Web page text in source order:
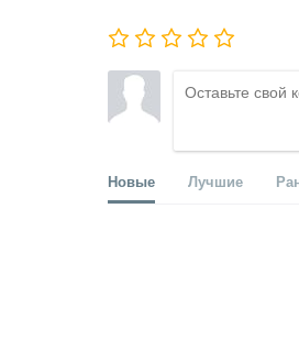
Новые Лучшие